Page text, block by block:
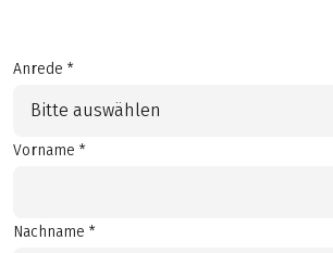
Anrede *
Bitte auswählen
Vorname *
Nachname *